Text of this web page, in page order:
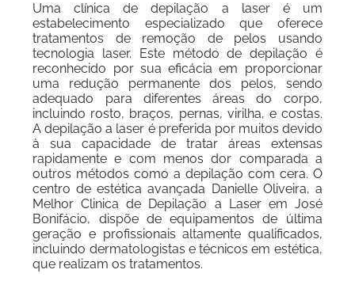
Uma clínica de depilação a laser é um
estabelecimento especializado que oferece
tratamentos de remoção de pelos usando
tecnologia laser. Este método de depilação é
reconhecido por sua eficácia em proporcionar
uma redução permanente dos pelos, sendo
adequado para diferentes áreas do corpo,
incluindo rosto, braços, pernas, virilha, e costas.
A depilação a laser é preferida por muitos devido
à sua capacidade de tratar áreas extensas
rapidamente e com menos dor comparada a
outros métodos como a depilação com cera. O
centro de estética avançada Danielle Oliveira, a
Melhor Clinica de Depilação a Laser em José
Bonifácio, dispõe de equipamentos de última
geração e profissionais altamente qualificados,
incluindo dermatologistas e técnicos em estética,
que realizam os tratamentos.